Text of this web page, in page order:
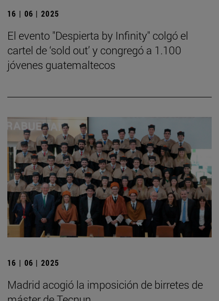
16 | 06 | 2025
El evento "Despierta by Infinity" colgó el
cartel de ‘sold out’ y congregó a 1.100
jóvenes guatemaltecos
16 | 06 | 2025
Madrid acogió la imposición de birretes de